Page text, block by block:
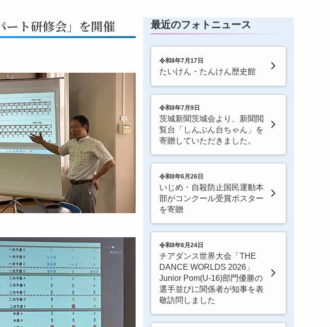
ート研修会」を開催 最近のフォトニュース
令和8年7月17日
たいけん・たんけん歴史館
令和8年7月9日
茨城新聞茨城会より、新聞閲
覧台「しんぶん台ちゃん」を
寄贈していただきました。
令和8年6月26日
いじめ・自殺防止国民運動本
部がコンクール受賞ポスター
を寄贈
令和8年6月24日
チアダンス世界大会「THE
DANCE WORLDS 2026」
Junior Pom(U-16)部門優勝の
選手並びに関係者が知事を表
敬訪問しました